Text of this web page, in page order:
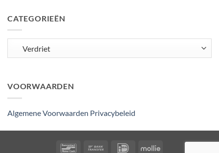
CATEGORIEËN
VOORWAARDEN
Algemene Voorwaarden Privacybeleid
BancontactBank IDeal Mollie